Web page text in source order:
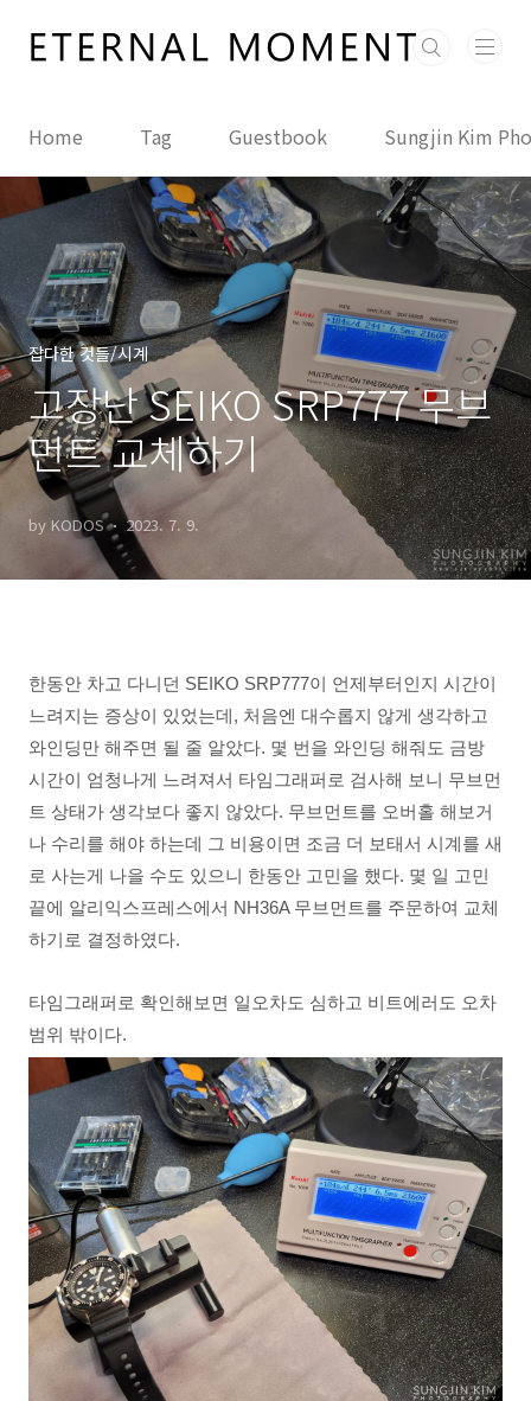
Home Tag Guestbook Sungjin Kim
잡다한 것들/시계
고장난 SEIKO SRP777 무브
먼트 교체하기
by KODOS 2023. 7. 9.
한동안 차고 다니던 SEIKO SRP777이 언제부터인지 시간이
느려지는 증상이 있었는데, 처음엔 대수롭지 않게 생각하고
와인딩만 해주면 될 줄 알았다. 몇 번을 와인딩 해줘도 금방
시간이 엄청나게 느려져서 타임그래퍼로 검사해 보니 무브먼
트 상태가 생각보다 좋지 않았다. 무브먼트를 오버홀 해보거
나 수리를 해야 하는데 그 비용이면 조금 더 보태서 시계를 새
로 사는게 나을 수도 있으니 한동안 고민을 했다. 몇 일 고민
끝에 알리익스프레스에서 NH36A 무브먼트를 주문하여 교체
하기로 결정하였다.
타임그래퍼로 확인해보면 일오차도 심하고 비트에러도 오차
범위 밖이다.